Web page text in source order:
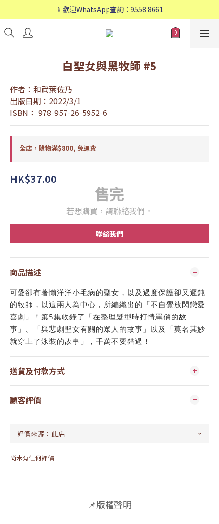
📱歡迎WhatsApp查詢：9558 8661
📱歡迎WhatsApp查詢：9558 8661
❤️會員專享：🛍購物滿💰HK$800，🚚免運費❤️
白聖女與黑牧師 #5
作者：和武葉佐乃
出版日期：2022/3/1
ISBN： 978-957-26-5952-6
全店，購物滿$800, 免運費
HK$37.00
售完
若想購買，請聯絡我們。
聯絡我們
商品描述
可愛卻有著懶洋洋小毛病的聖女，以及過度保護卻又遲鈍
的牧師，以這兩人為中心，所編織出的「不自覺放閃戀愛
喜劇」！第5集收錄了「在整理髮型時打情罵俏的故
事」、「與悲劇聖女有關的眾人的故事」以及「莫名其妙
就穿上了泳裝的故事」，千萬不要錯過！
送貨及付款方式
顧客評價
尚未有任何評價
📌版權聲明